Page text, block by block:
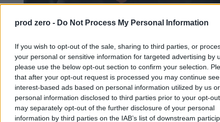
prod zero - Do Not Process My Personal Information
If you wish to opt-out of the sale, sharing to third parties, or
your personal or sensitive information for targeted advertising by
please use the below opt-out section to confirm your selection.
that after your opt-out request is processed you may continue
interest-based ads based on personal information utilized by us or
personal information disclosed to third parties prior to your opt-
may separately opt-out of the further disclosure of your personal
information by third parties on the IAB’s list of downstream
To najlepszy prezydent od 1989 roku?
Jednoznaczny wynik sondażu
44,7 proc. Polaków uważa, że dotychczas najlepszym prezydentem
Polski po 1989 r. był Aleksander Kwaśniewski – wynika z sondażu
przeprowadzonego dla Wirtualnej Polski. Najgorzej w badaniu
wypadł Lech Wałęsa i Wojciech Jaruzelski.